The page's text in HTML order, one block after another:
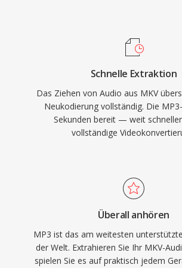
breitesten unterstützten
Betriebssystemen und tragbaren
Schnelle Extraktion
Das Ziehen von Audio aus MKV
Neukodierung vollständig. Die
Sekunden bereit — weit
vollständige
Überall anhören
MP3 ist das am weitesten
der Welt. Extrahieren Sie Ihr MKV-
spielen Sie es auf praktisch jedem